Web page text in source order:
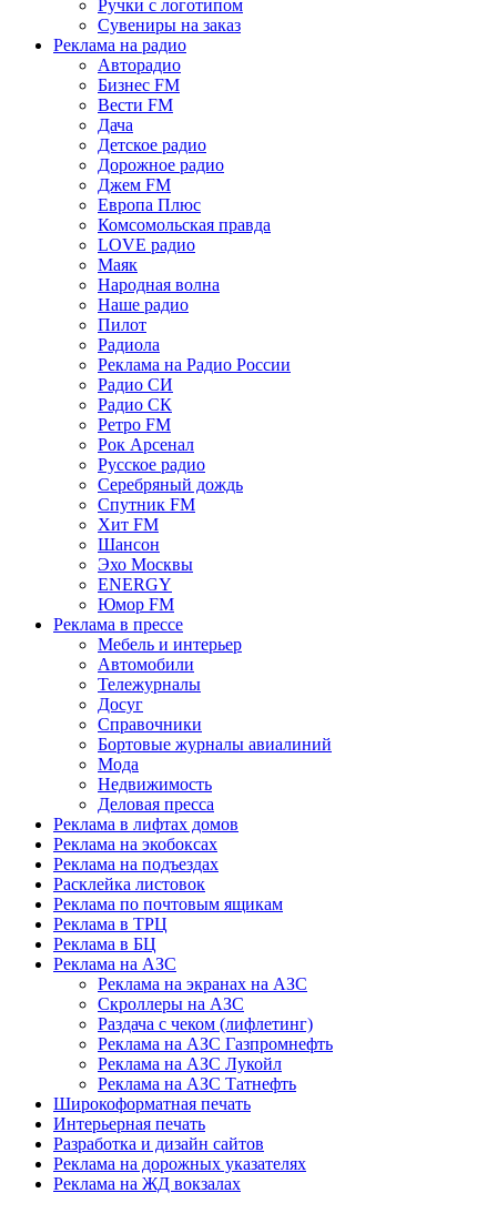
Ручки с логотипом
Сувениры на заказ
Реклама на радио
Авторадио
Бизнес FM
Вести FM
Дача
Детское радио
Дорожное радио
Джем FM
Европа Плюс
Комсомольская правда
LOVE радио
Маяк
Народная волна
Наше радио
Пилот
Радиола
Реклама на Радио России
Радио СИ
Радио СК
Ретро FM
Рок Арсенал
Русское радио
Серебряный дождь
Спутник FM
Хит FM
Шансон
Эхо Москвы
ENERGY
Юмор FM
Реклама в прессе
Мебель и интерьер
Автомобили
Тележурналы
Досуг
Справочники
Бортовые журналы авиалиний
Мода
Недвижимость
Деловая пресса
Реклама в лифтах домов
Реклама на экобоксах
Реклама на подъездах
Расклейка листовок
Реклама по почтовым ящикам
Реклама в ТРЦ
Реклама в БЦ
Реклама на АЗС
Реклама на экранах на АЗС
Скроллеры на АЗС
Раздача с чеком (лифлетинг)
Реклама на АЗС Газпромнефть
Реклама на АЗС Лукойл
Реклама на АЗС Татнефть
Широкоформатная печать
Интерьерная печать
Разработка и дизайн сайтов
Реклама на дорожных указателях
Реклама на ЖД вокзалах